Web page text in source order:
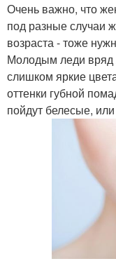
Очень важно, что
под разные случаи
возраста - тоже
Молодым леди вряд
слишком яркие
оттенки губной
пойдут белесые,